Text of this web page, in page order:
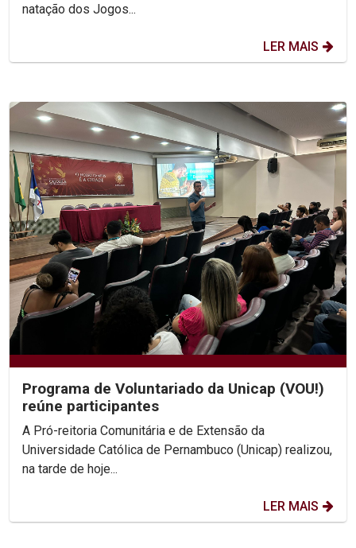
natação dos Jogos...
LER MAIS
Programa de Voluntariado da Unicap (VOU!)
reúne participantes
A Pró-reitoria Comunitária e de Extensão da
Universidade Católica de Pernambuco (Unicap) realizou,
na tarde de hoje...
LER MAIS